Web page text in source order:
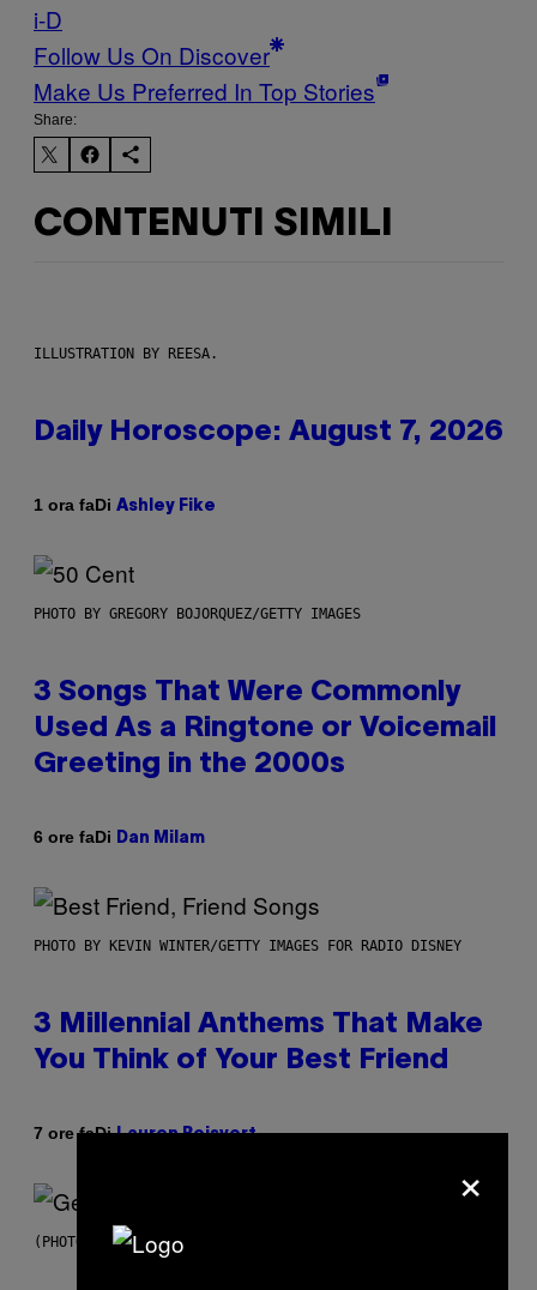
i-D
Follow Us On Discover
Make Us Preferred In Top Stories
Share:
CONTENUTI SIMILI
ILLUSTRATION BY REESA.
Daily Horoscope: August 7, 2026
1 ora faDi Ashley Fike
PHOTO BY GREGORY BOJORQUEZ/GETTY IMAGES
3 Songs That Were Commonly
Used As a Ringtone or Voicemail
Greeting in the 2000s
6 ore faDi Dan Milam
PHOTO BY KEVIN WINTER/GETTY IMAGES FOR RADIO DISNEY
3 Millennial Anthems That Make
You Think of Your Best Friend
7 ore faDiLauren Boisvert
(PHOTO BY TAYLOR HILL/GETTY IMAGES)
×